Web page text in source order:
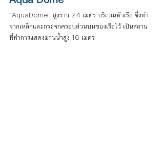
“AquaDome” สูงราว 24 เมตร บริเวณหัวเรือ ซึ่งทำ
จากเหล็กและกระจกครอบส่วนบนของเรือไว้ เป็นสถาน
ที่ทำการแสดงม่านน้ำสูง 16 เมตร